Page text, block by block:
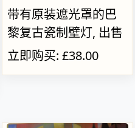
带有原装遮光罩的巴
黎复古瓷制壁灯, 出售
立即购买: £38.00